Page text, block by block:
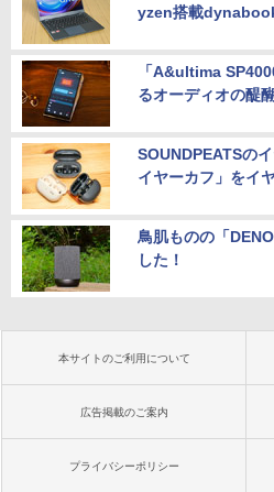
yzen搭載
「A&ultima
るオーディオの醍
SOUNDPEATSの
イヤーカフ」をイ
鳥肌ものの「
した！
本サイトのご利用について
広告掲載のご案内
プライバシーポリシー